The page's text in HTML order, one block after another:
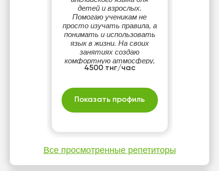
детей и взрослых.
Помогаю ученикам не
просто изучать правила, а
понимать и использовать
язык в жизни. На своих
занятиях создаю
комфортную атмосферу,
где не страшно ошибаться
двигаться к результату.
Стараюсь сделать
обучение интересным и
эффективным для каждого
4500 тнг/час
Показать профиль
Все просмотренные репетиторы